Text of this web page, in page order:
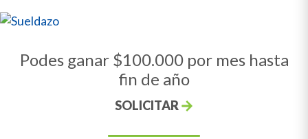
Podes ganar $100.000 por mes hasta
fin de año
SOLICITAR